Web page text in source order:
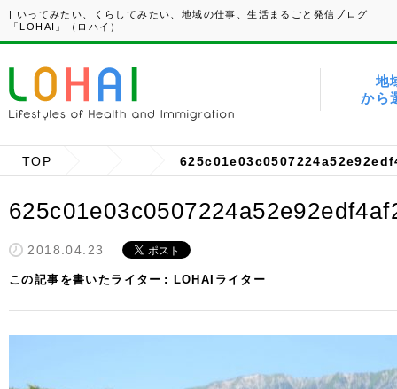
| いってみたい、くらしてみたい、地域の仕事、生活まるごと発信ブログ
「LOHAI」（ロハイ）
地
から
TOP
2018.04.23
この記事を書いたライター LOHAIライター